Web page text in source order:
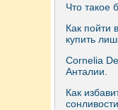
Что такое
Как пойти
купить
Сornelia
Анталии.
Как